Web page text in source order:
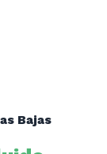
Bajas